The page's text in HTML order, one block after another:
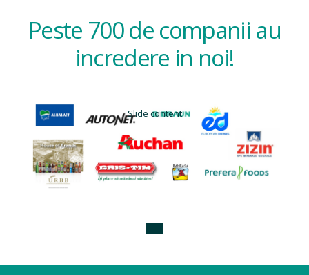
Peste 700 de companii au
incredere in noi!
Slide content